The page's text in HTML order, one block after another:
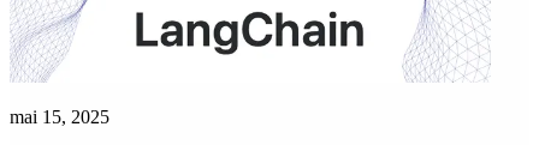
mai 15, 2025